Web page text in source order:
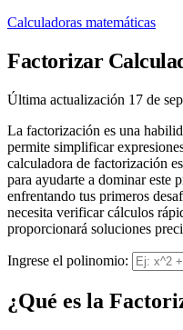
Calculadoras matemáticas
Factorizar
Última actualización 17 de
La factorización es una
permite simplificar
calculadora de factorización
para ayudarte a dominar este
enfrentando tus primeros
necesita verificar cálculos
proporcionará soluciones
Ingrese el polinomio:
¿Qué es la